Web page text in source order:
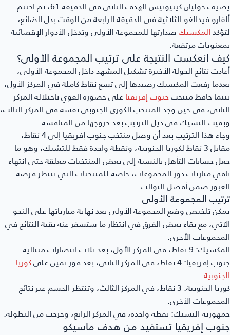
يضيف خوليان كينيونيس الهدف الثاني في الدقيقة 61، ثم اختتم
ألفارو فيدالغو الثلاثية في الدقيقة الرابعة من الوقت بدل الضائع،
لتؤكدالمكسيكصدارتها للمجموعة الأولى وتدخل الأدوار الإقصائية
بمعنويات مرتفعة.
كيف انعكست النتيجة على ترتيب المجموعة الأولى؟
أعادت نتائج الجولة الأخيرة تشكيل المشهد داخل المجموعة الأولى،
بعدما رفعت المكسيك رصيدها إلى تسع نقاط كاملة في المركز الأول،
بينما حافظ منتخبجنوب إفريقياعلى حضوره القوي باحتلاله المركز
الثاني، في حين وجد المنتخب الكوري الجنوبي نفسه في المركز الثالث،
وبقيت التشيك في ذيل الترتيب بعد خروجها من المنافسة.
وجاء هذا الترتيب بعد أن وصل منتخب جنوب إفريقيا إلى 4 نقاط،
مقابل 3 نقاط لكوريا الجنوبية، ونقطة واحدة فقط للتشيك، وهو ما
جعل حسابات التأهل بالنسبة إلى بعض المنتخبات معلقة حتى انتهاء
باقي مباريات دور المجموعات، خاصة للمنتخبات التي تنتظر فرصة
العبور ضمن أفضل الثوالث.
ترتيب المجموعة الأولى
يمكن تلخيص وضع المجموعة الأولى بعد نهاية مبارياتها على النحو
الآتي، مع بقاء بعض الفرق في انتظار ما ستسفر عنه بقية النتائج في
المجموعات الأخرى.
المكسيك:
جنوب إفريقيا:
كوريا
الجنوبية.
كوريا الجنوبية:
3 نقاط، في المركز الثالث، وتنتظر الحسم عبر نتائج
المجموعات الأخرى.
جمهورية التشيك:نقطة واحدة، في المركز الرابع، وخرجت من البطولة.
جنوب إفريقيا تستفيد من هدف ماسيكو